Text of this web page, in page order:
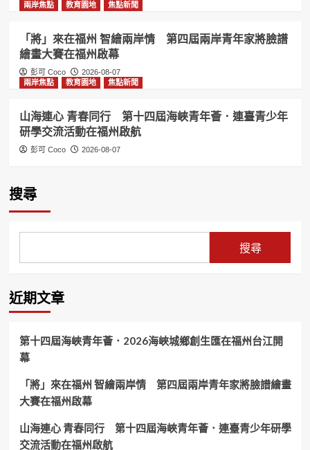
兩岸焦點
教育園地 焦點新聞
「將」來在福州 智繪兩岸情 第四屆兩岸青年家將臉譜
繪畫大賽在福州啟幕
彭可 Coco
2026-08-07
兩岸焦點
教育園地 焦點新聞
山海連心 青春同行 第十四屆海峽青年薈．連臺青少年
研學交流活動在福州啟航
彭可 Coco 2026-08-07
搜尋
搜尋
近期文章
第十四屆海峽青年薈．2026海峽城鄉創生匯在福州台江開
幕
「將」來在福州 智繪兩岸情 第四屆兩岸青年家將臉譜繪畫
大賽在福州啟幕
山海連心 青春同行 第十四屆海峽青年薈．連臺青少年研學
交流活動在福州啟航